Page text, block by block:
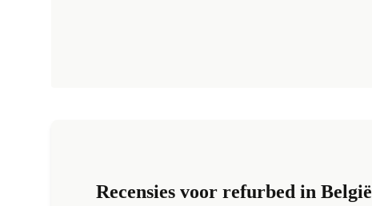
Recensies voor refurbed in België